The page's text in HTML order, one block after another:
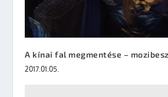
A kínai fal megmentése –
2017.01.05.